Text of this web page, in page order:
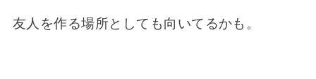
友人を作る場所としても向いてるかも。